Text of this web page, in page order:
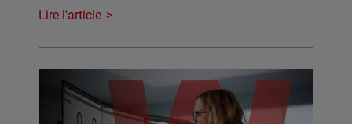
Lire l'article